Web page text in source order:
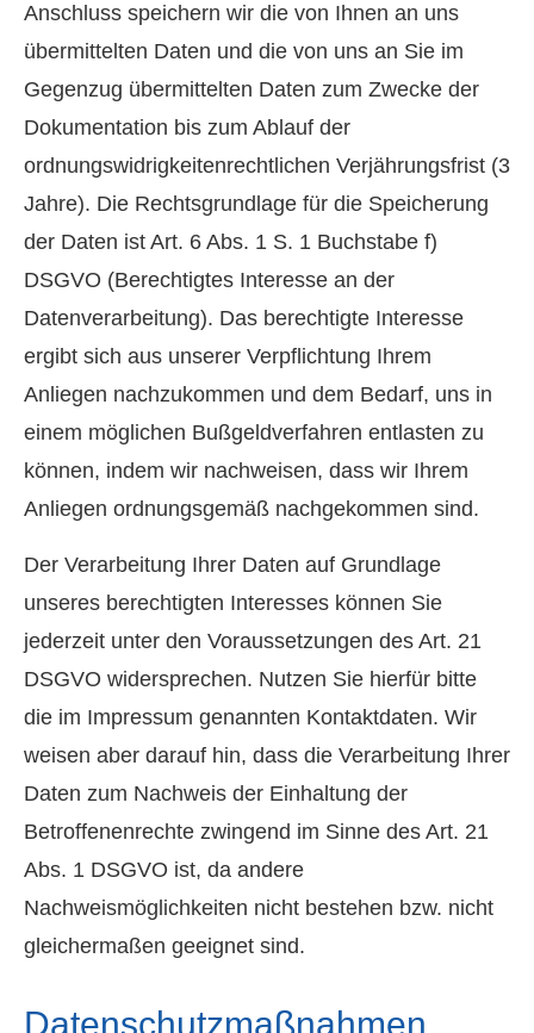
Anschluss speichern wir die von Ihnen an uns
übermittelten Daten und die von uns an Sie im
Gegenzug übermittelten Daten zum Zwecke der
Dokumentation bis zum Ablauf der
ordnungswidrigkeitenrechtlichen Verjährungsfrist (3
Jahre). Die Rechtsgrundlage für die Speicherung
der Daten ist Art. 6 Abs. 1 S. 1 Buchstabe f)
DSGVO (Berechtigtes Interesse an der
Datenverarbeitung). Das berechtigte Interesse
ergibt sich aus unserer Verpflichtung Ihrem
Anliegen nachzukommen und dem Bedarf, uns in
einem möglichen Bußgeldverfahren entlasten zu
können, indem wir nachweisen, dass wir Ihrem
Anliegen ordnungsgemäß nachgekommen sind.
Der Verarbeitung Ihrer Daten auf Grundlage
unseres berechtigten Interesses können Sie
jederzeit unter den Voraussetzungen des Art. 21
DSGVO widersprechen. Nutzen Sie hierfür bitte
die im Impressum genannten Kontaktdaten. Wir
weisen aber darauf hin, dass die Verarbeitung Ihrer
Daten zum Nachweis der Einhaltung der
Betroffenenrechte zwingend im Sinne des Art. 21
Abs. 1 DSGVO ist, da andere
Nachweismöglichkeiten nicht bestehen bzw. nicht
gleichermaßen geeignet sind.
Datenschutzmaßnahmen